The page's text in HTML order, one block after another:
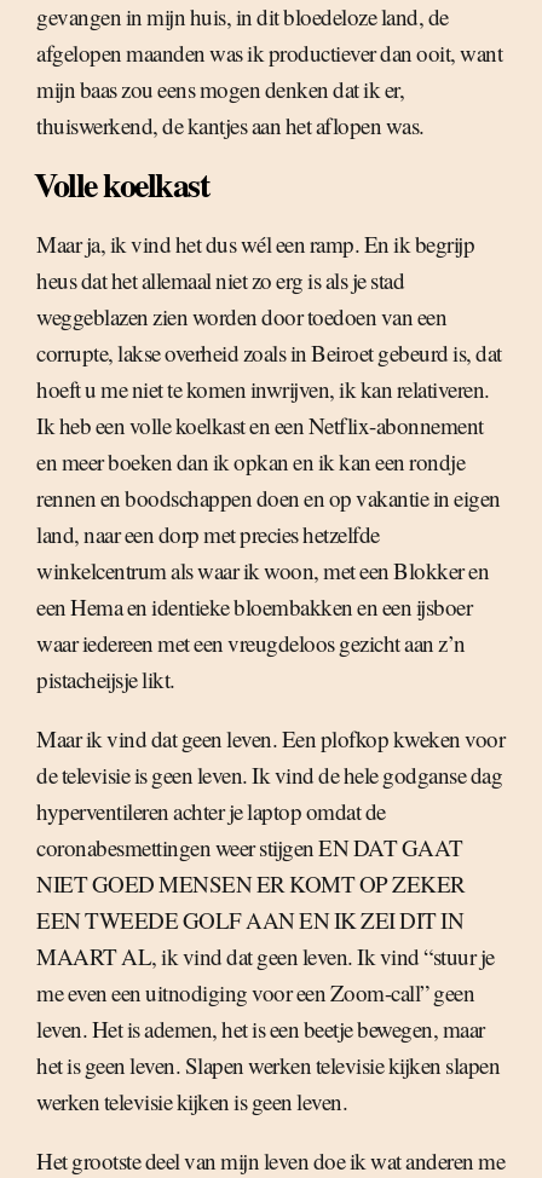
gevangen in mijn huis, in dit bloedeloze land, de
afgelopen maanden was ik productiever dan ooit, want
mijn baas zou eens mogen denken dat ik er,
thuiswerkend, de kantjes aan het aflopen was.
Volle koelkast
Maar ja, ik vind het dus wél een ramp. En ik begrijp
heus dat het allemaal niet zo erg is als je stad
weggeblazen zien worden door toedoen van een
corrupte, lakse overheid zoals in Beiroet gebeurd is, dat
hoeft u me niet te komen inwrijven, ik kan relativeren.
Ik heb een volle koelkast en een Netflix-abonnement
en meer boeken dan ik opkan en ik kan een rondje
rennen en boodschappen doen en op vakantie in eigen
land, naar een dorp met precies hetzelfde
winkelcentrum als waar ik woon, met een Blokker en
een Hema en identieke bloembakken en een ijsboer
waar iedereen met een vreugdeloos gezicht aan z’n
pistacheijsje likt.
Maar ik vind dat geen leven. Een plofkop kweken voor
de televisie is geen leven. Ik vind de hele godganse dag
hyperventileren achter je laptop omdat de
coronabesmettingen weer stijgen EN DAT GAAT
NIET GOED MENSEN ER KOMT OP ZEKER
EEN TWEEDE GOLF AAN EN IK ZEI DIT IN
MAART AL, ik vind dat geen leven. Ik vind “stuur je
me even een uitnodiging voor een Zoom-call” geen
leven. Het is ademen, het is een beetje bewegen, maar
het is geen leven. Slapen werken televisie kijken slapen
werken televisie kijken is geen leven.
Het grootste deel van mijn leven doe ik wat anderen me